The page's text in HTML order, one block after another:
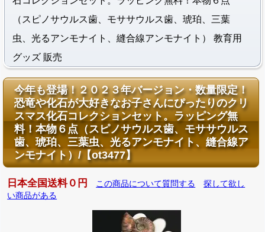
（スピノサウルス歯、モササウルス歯、琥珀、三葉
虫、光るアンモナイト、縫合線アンモナイト） 教育用
グッズ 販売
今年も登場！２０２３年バージョン・数量限定！
恐竜や化石が大好きなお子さんにぴったりのクリ
スマス化石コレクションセット。ラッピング無
料！本物６点（スピノサウルス歯、モササウルス
歯、琥珀、三葉虫、光るアンモナイト、縫合線ア
ンモナイト）/【ot3477】
日本全国送料０円 この商品について質問する
探して欲し
い商品がある